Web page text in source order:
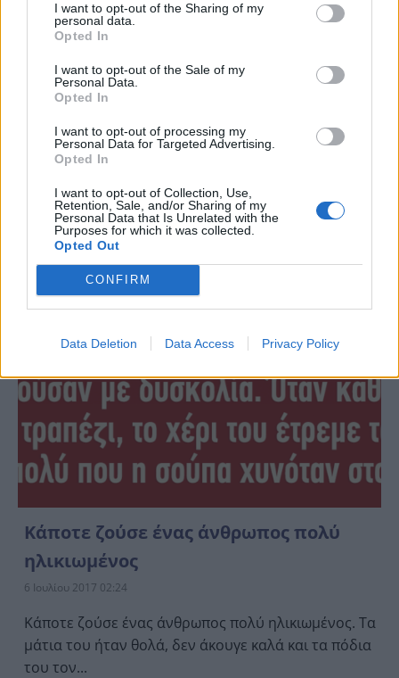
I want to opt-out of the Sharing of my
personal data.
Opted In
I want to opt-out of the Sale of my
Personal Data.
Opted In
I want to opt-out of processing my
Personal Data for Targeted Advertising.
Opted In
I want to opt-out of Collection, Use,
Retention, Sale, and/or Sharing of my
Personal Data that Is Unrelated with the
Purposes for which it was collected.
Opted Out
CONFIRM
Data Deletion Data Access Privacy Policy
στιγμή, πρέπει να διαβάσετε αυτή τη
σύντομη ιστορία
5 Σεπτεμβρίου 2017 16:08
αποφάσισα να παραιτηθώ… Τελείως ξαφνικά πήρα
την απόφαση να παραιτηθώ από τη δουλειά...
Διαβάστε περισσότερα
Κάποτε ζούσε ένας άνθρωπος πολύ
ηλικιωμένος
6 Ιουλίου 2017 02:24
Κάποτε ζούσε ένας άνθρωπος πολύ ηλικιωμένος. Τα
μάτια του ήταν θολά, δεν άκουγε καλά και τα πόδια
του τον...